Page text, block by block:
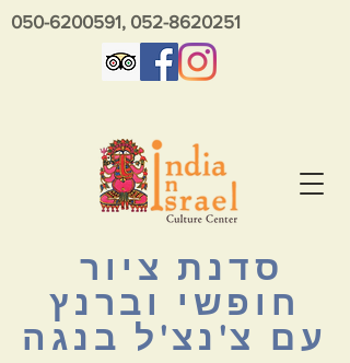
050-6200591, 052-8620251
סדנת ציור
חופשי וברנץ
עם צ'נצ'ל בנגה